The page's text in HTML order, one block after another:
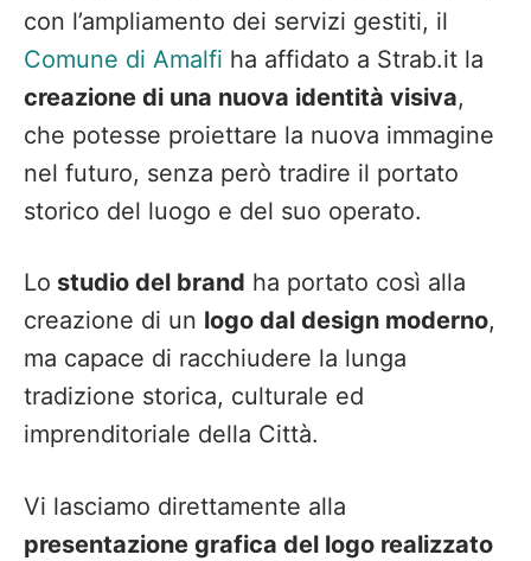
con l’ampliamento dei servizi gestiti, il
Comune di Amalfi ha affidato a Strab.it la
creazione di una nuova identità visiva,
che potesse proiettare la nuova immagine
nel futuro, senza però tradire il portato
storico del luogo e del suo operato.
Lo studio del brand ha portato così alla
creazione di un logo dal design moderno,
ma capace di racchiudere la lunga
tradizione storica, culturale ed
imprenditoriale della Città.
Vi lasciamo direttamente alla
presentazione grafica del logo realizzato